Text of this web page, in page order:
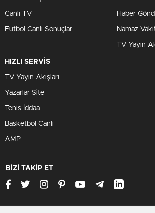
Canlı TV
Futbol Canlı Sonuçlar
Haber
Namaz
TV Yayın
HIZLI SERVİS
TV Yayın Akışları
Yazarlar Site
Tenis İddaa
Basketbol Canlı
AMP
BİZİ TAKİP ET